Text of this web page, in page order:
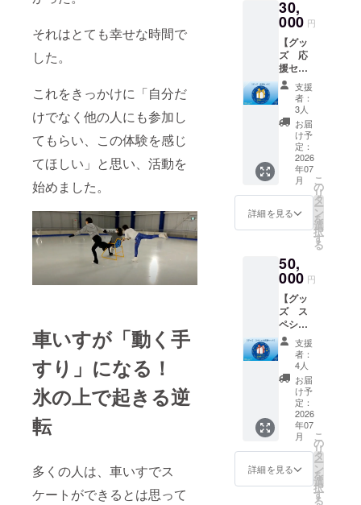
それはとても幸せな時間で
した。
これをきっかけに「自分だ
けでなく他の人にも参加し
てもらい、この体験を感じ
てほしい」と思い、活動を
始めました。
車いすが「動く手
すり」になる！
氷の上で起きる逆
転
多くの人は、車いすでス
ケートができるとは思って
て、下
記もお
送りい
たしま
す。 ・
お礼の
メッ
セージ
をお送
りしま
す。 ・
クラ
ファン
応援メ
ンバー
証（デ
ジタ
ます。
※Tシャ
ツは
7/26の
イベン
トでの
手渡し
又は送
ラン
ティア
内容
（ボラ
ンティ
アス
ターは
別途募
す。 ・
手袋 ・
オリジ
ナルス
テッ
カー ・
バナー
タオル
感謝の
気持ち
を込め
て、下
記もお
送りい
たしま
す。 ・
お礼の
りしま
す。 ・
クラ
ファン
応援メ
ンバー
証（デ
ジタ
ル）を
お送り
いたし
ます。
※7/26の
イベン
ト会場
で受取
りか送
30,
000 円
【グッ
ズ 応
援セッ
ト】 パ
ラス
ケート
協会の
ロゴを
デザイ
ンした
グッズ
類の応
援セッ
トを提
供しま
す。 ・
メッ
セージ
・パラ
スケー
ト応援
メン
バー証
（デジ
タル）
・オリ
ジナル
ステッ
カー ・
手袋 ・
バナー
タオル
・Tシャ
支援
者：
3人
お届
け予
定：
2026
年07
月
詳細を見る
こ
の
リ
タ
ー
ン
を
選
択
す
る
50,
000 円
【グッ
ズ ス
ペシャ
ル応援
セッ
ト】 パ
ラス
ケート
協会の
ロゴを
デザイ
ンした
グッズ
類の応
援セッ
トを提
支援
者：
4人
お届
け予
定：
2026
年07
月
詳細を見る
こ
の
リ
タ
ー
ン
を
選
択
す
る